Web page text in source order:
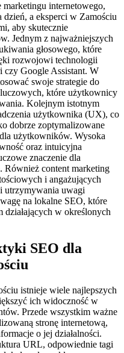
internetowego,
a eksperci w Zamościu
aby skutecznie
Jednym z najważniejszych
głosowego, które
rozwojowi technologii
czy Google Assistant. W
swoje strategie do
które użytkownicy
Kolejnym istotnym
użytkownika (UX), co
dobrze zoptymalizowane
użytkowników. Wysoka
oraz intuicyjna
znaczenie dla
content marketing
i angażujących
utrzymywania uwagi
na lokalne SEO, które
działających w określonych
SEO dla
istnieje wiele najlepszych
ich widoczność w
Przede wszystkim ważne
stronę internetową,
o jej działalności.
URL, odpowiednie tagi